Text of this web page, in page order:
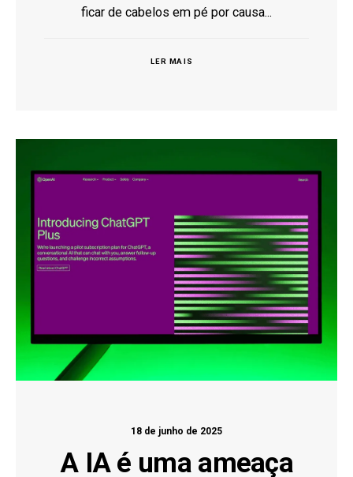
ficar de cabelos em pé por causa...
LER MAIS
18 de junho de 2025
A IA é uma ameaça